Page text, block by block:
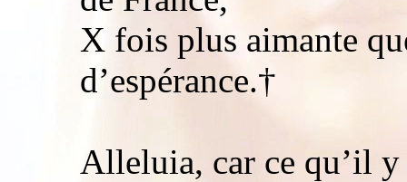
X fois plus aimante
d’espérance.†
Alleluia, car ce qu’il